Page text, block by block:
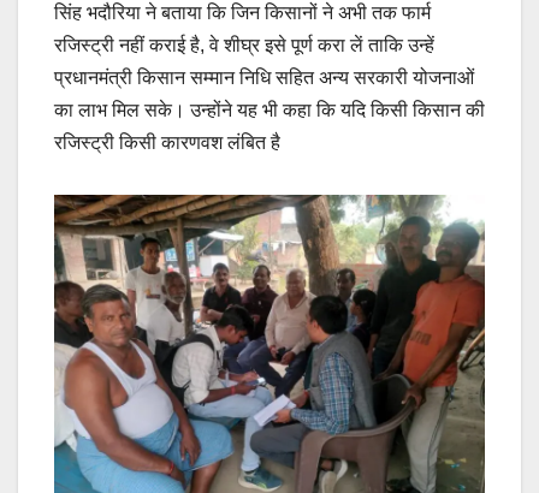
सिंह भदौरिया ने बताया कि जिन किसानों ने अभी तक फार्म
रजिस्ट्री नहीं कराई है, वे शीघ्र इसे पूर्ण करा लें ताकि उन्हें
प्रधानमंत्री किसान सम्मान निधि सहित अन्य सरकारी योजनाओं
का लाभ मिल सके। उन्होंने यह भी कहा कि यदि किसी किसान की
रजिस्ट्री किसी कारणवश लंबित है